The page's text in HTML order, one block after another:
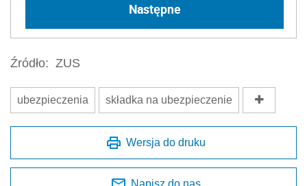
Następne
Źródło: ZUS
ubezpieczenia składka na ubezpieczenie
Wersja do druku
Napisz do nas